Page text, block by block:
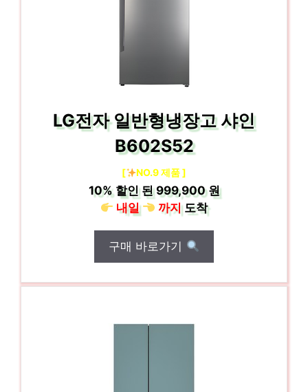
LG전자 일반형냉장고 샤인
B602S52
[ NO.9 제품 ]
10%할인 된999,900 원
내일
까지도착
구매 바로가기